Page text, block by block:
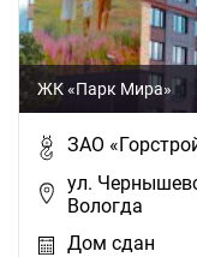
ЖК «Парк Мира»
ЗАО
ул.
Вологда
Дом сдан